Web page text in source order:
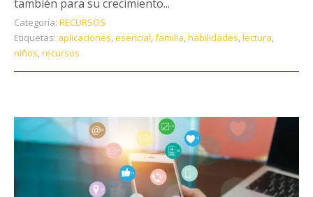
también para su crecimiento...
Categoría: RECURSOS
Etiquetas: aplicaciones,esencial,familia,habilidades,lectura,
niños,recursos